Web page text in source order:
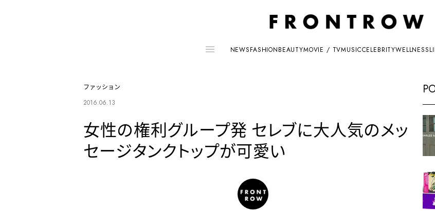
NEWSFASHIONBEAUTYMOVIE / TVMUSICCELEBRITYWELLNESS
ファッション
2016.06.13
女性の権利グループ発 セレブに大人気のメッ
セージタンクトップが可愛い